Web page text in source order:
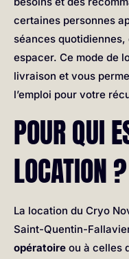
certaines personnes
séances quotidiennes,
espacer. Ce mode de
livraison et vous
l’emploi pour votre
POUR QUI
LOCATION ?
La location du Cryo
Saint-Quentin-
opératoire ou à celles